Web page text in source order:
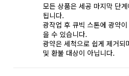
모든 상품은 세공 마지막 단
됩니다.
광작업 후 큐빅 스톤에 광약
을 수 있습니다.
광약은 세척으로 쉽게 제거
및 환불 대상이 아닙니다.